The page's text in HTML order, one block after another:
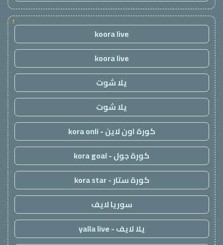
!
koora live
koora live
يلا شوت
يلا شوت
كورة اون لاين - kora onli
كورة جول - kora goal
كورة ستار - kora star
سوريا لايف
يلا لايف - yalla live